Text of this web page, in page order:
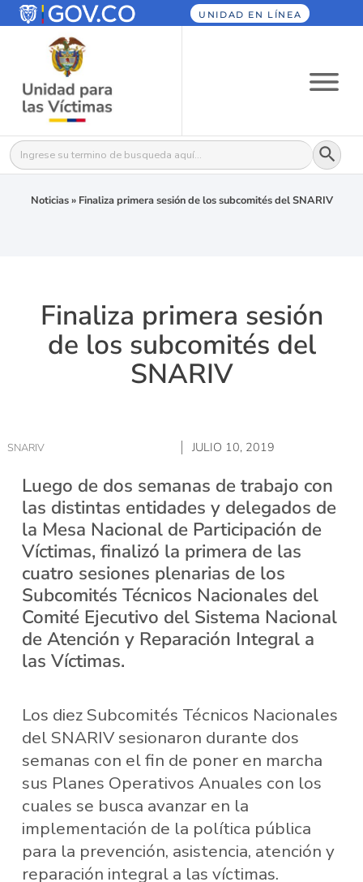
UNIDAD EN LÍNEA
Buscar: Botón
Noticias» Finaliza primera sesión de los subcomités del SNARIV
Finaliza primera sesión
de los subcomités del
SNARIV
SNARIV JULIO 10, 2019
Luego de dos semanas de trabajo con
las distintas entidades y delegados de
la Mesa Nacional de Participación de
Víctimas, finalizó la primera de las
cuatro sesiones plenarias de los
Subcomités Técnicos Nacionales del
Comité Ejecutivo del Sistema Nacional
de Atención y Reparación Integral a
las Víctimas.
Los diez Subcomités Técnicos Nacionales
del SNARIV sesionaron durante dos
semanas con el fin de poner en marcha
sus Planes Operativos Anuales con los
cuales se busca avanzar en la
implementación de la política pública
para la prevención, asistencia, atención y
reparación integral a las víctimas.